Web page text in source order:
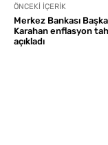
ÖNCEKI İÇERIK
Merkez Bankası
Karahan enflasyon
açıkladı